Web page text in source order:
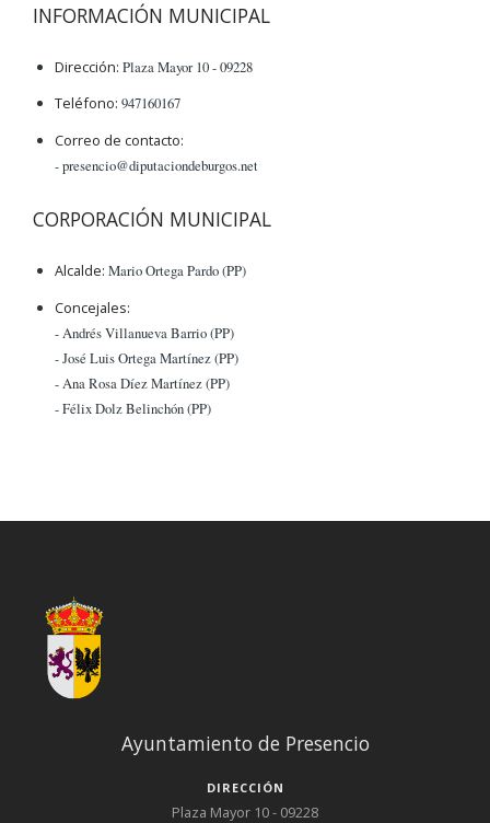
INFORMACIÓN MUNICIPAL
Dirección: Plaza Mayor 10 - 09228
Teléfono: 947160167
Correo de contacto:
- presencio@diputaciondeburgos.net
CORPORACIÓN MUNICIPAL
Alcalde: Mario Ortega Pardo (PP)
Concejales:
- Andrés Villanueva Barrio (PP)
- José Luis Ortega Martínez (PP)
- Ana Rosa Díez Martínez (PP)
- Félix Dolz Belinchón (PP)
Ayuntamiento de Presencio
DIRECCIÓN
Plaza Mayor 10 - 09228